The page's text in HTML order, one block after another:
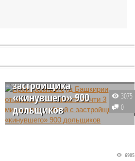
Башкирии отказался
миллиарда рублей с
застройщика
«кинувшего» 900
дольщиков
С застройщика-банкрота, после
3075
0
6905